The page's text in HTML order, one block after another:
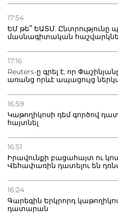
17:54
ԵՄ թե՞ ԵԱՏՄ. Ընտրությունը
մասնագիտական
17:16
Reuters-ը գրել է, որ
առանց որևէ ապացույց
16:59
Կաթողիկոսի դեմ գործով
հայտնել
16:51
Իրավունքի բացահայտ ու
Վեհափառին դատելու են
16:24
Գարեգին Երկրորդ
դատարան
21.07.2026
Դատվածություն ունեցող
բնակվել Ռուսաստանում
20.07.2026
Բաքվի բանտից գեներալ
Փաշինյանին